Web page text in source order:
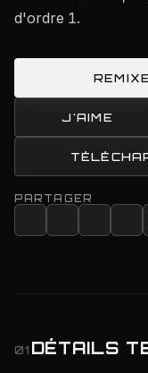
d'ordre 1.
J'AIME
PARTAGER
01 DÉTAILS